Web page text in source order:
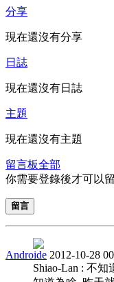
分享
現在還沒有分享
日誌
現在還沒有日誌
主題
現在還沒有主題
留言板全部
你需要登錄後才可以
留言
Androide 2012-10-28
Shiao-Lan : 不